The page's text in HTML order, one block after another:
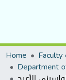
Home